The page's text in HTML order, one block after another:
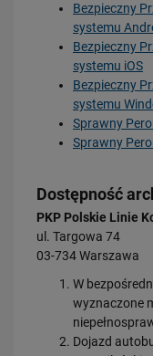
Bezpieczny
systemu
Bezpieczny
systemu iOS
Bezpieczny
systemu
Sprawny
Sprawny
Dostępność
PKP Polskie Linie
ul. Targowa 74
03-734 Warszawa
W
wyznaczone
Dojazd